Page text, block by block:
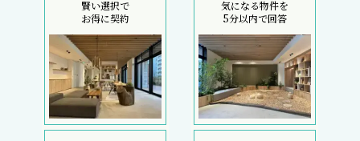
賢い選択で
お得に契約
気になる物件を
5分以内で回答